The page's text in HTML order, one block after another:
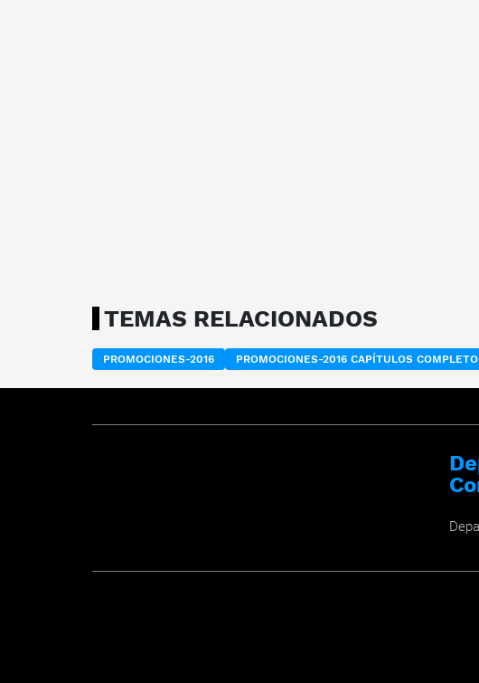
TEMAS RELACIONADOS
PROMOCIONES-2016 PROMOCIONES-2016 CAPÍTULOS